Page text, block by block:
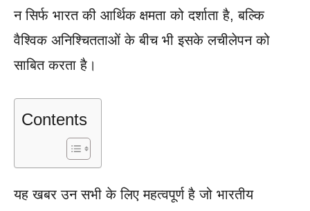
न सिर्फ भारत की आर्थिक क्षमता को दर्शाता है, बल्कि
वैश्विक अनिश्चितताओं के बीच भी इसके लचीलेपन को
साबित करता है।
Contents
यह खबर उन सभी के लिए महत्वपूर्ण है जो भारतीय